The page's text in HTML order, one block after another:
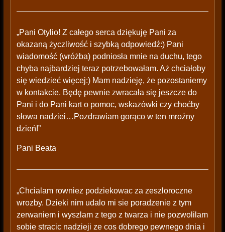
„Pani Otylio! Z całego serca dziękuję Pani za
okazaną życzliwość i szybką odpowiedź:) Pani
wiadomość (wróżba) podniosła mnie na duchu, tego
chyba najbardziej teraz potrzebowałam. Aż chciałoby
się wiedzieć więcej:) Mam nadzieję, że pozostaniemy
w kontakcie. Będę pewnie zwracała się jeszcze do
Pani i do Pani kart o pomoc, wskazówki czy choćby
słowa nadziei…Pozdrawiam gorąco w ten mroźny
dzień!”
Pani Beata
„Chcialam rowniez podziekowac za zeszloroczne
wrozby. Dzieki nim udalo mi sie poradzenie z tym
zerwaniem i wyszlam z tego z twarza i nie pozwolilam
sobie stracic nadzieji ze cos dobrego pewnego dnia i